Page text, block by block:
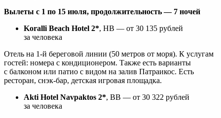
Вылеты с 1 по 15 июля, продолжительность ― 7 ночей
Koralli Beach Hotel 2*, HB ― от 30 135 рублей
за человека
Отель на 1-й береговой линии (50 метров от моря). К услугам
гостей: номера с кондиционером. Также есть варианты
с балконом или патио с видом на залив Патраикос. Есть
ресторан, снэк-бар, детская игровая площадка.
Akti Hotel Navpaktos 2*, ВВ ― от 30 322 рублей
за человека